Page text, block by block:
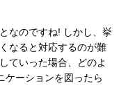
なのですね! しかし、挙
なると対応するのが難
ていった場合、どのよ
ケーションを図ったら